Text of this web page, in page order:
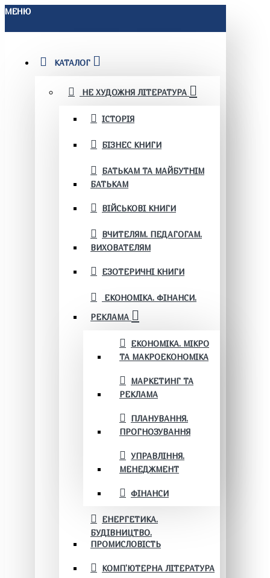
МЕНЮ
КАТАЛОГ
НЕ ХУДОЖНЯ ЛІТЕРАТУРА
ІСТОРІЯ
БІЗНЕС КНИГИ
БАТЬКАМ ТА МАЙБУТНІМ
БАТЬКАМ
ВІЙСЬКОВІ КНИГИ
ВЧИТЕЛЯМ. ПЕДАГОГАМ.
ВИХОВАТЕЛЯМ
ЕЗОТЕРИЧНІ КНИГИ
ЕКОНОМІКА. ФІНАНСИ.
РЕКЛАМА
ЕКОНОМІКА. МІКРО
ТА МАКРОЕКОНОМІКА
МАРКЕТИНГ ТА
РЕКЛАМА
ПЛАНУВАННЯ.
ПРОГНОЗУВАННЯ
УПРАВЛІННЯ.
МЕНЕДЖМЕНТ
ФІНАНСИ
ЕНЕРГЕТИКА.
БУДІВНИЦТВО.
ПРОМИСЛОВІСТЬ
КОМП'ЮТЕРНА ЛІТЕРАТУРА